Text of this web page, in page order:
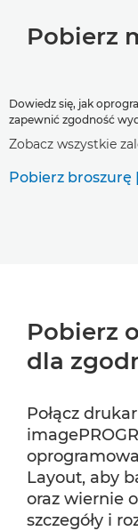
Pobierz
Dowiedz się, jak
zapewnić zgodność
Zobacz wszystkie
Pobierz broszurę
Pobierz
dla
Połącz
Layout, aby
oraz wiernie
szczegóły i